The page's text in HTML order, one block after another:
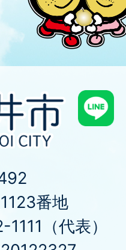
番地
（代表）